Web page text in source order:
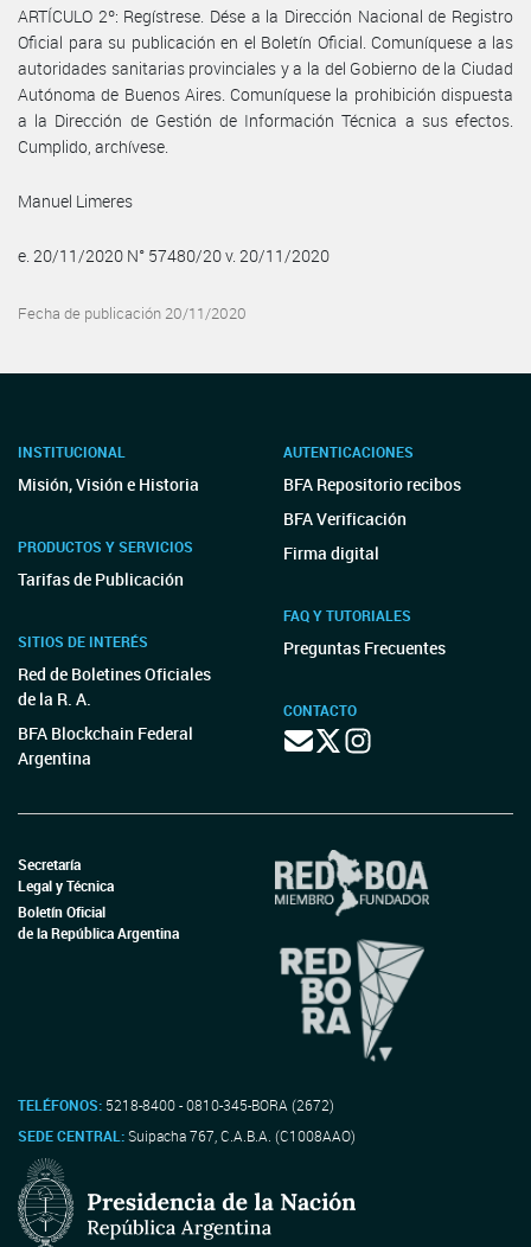
ARTÍCULO 2º: Regístrese. Dése a la Dirección Nacional de Registro
Oficial para su publicación en el Boletín Oficial. Comuníquese a las
autoridades sanitarias provinciales y a la del Gobierno de la Ciudad
Autónoma de Buenos Aires. Comuníquese la prohibición dispuesta
a la Dirección de Gestión de Información Técnica a sus efectos.
Cumplido, archívese.
Manuel Limeres
e. 20/11/2020 N° 57480/20 v. 20/11/2020
Fecha de publicación 20/11/2020
INSTITUCIONAL
Misión, Visión e Historia
PRODUCTOS Y SERVICIOS
Tarifas de Publicación
SITIOS DE INTERÉS
Red de Boletines Oficiales
de la R. A.
BFA Blockchain Federal
Argentina
AUTENTICACIONES
BFA Repositorio recibos
BFA Verificación
Firma digital
FAQ Y TUTORIALES
Preguntas Frecuentes
CONTACTO
Secretaría
Legal y Técnica
Boletín Oficial
de la República Argentina
TELÉFONOS: 5218-8400 - 0810-345-BORA (2672)
SEDE CENTRAL:Suipacha 767, C.A.B.A. (C1008AAO)